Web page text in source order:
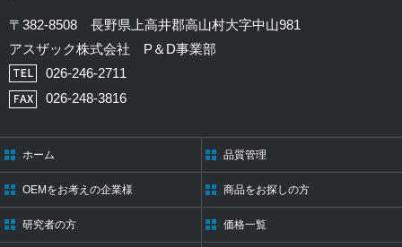
〒382-8508 長野県上高井郡高山村大字中山981
アスザック株式会社 P＆D事業部
026-246-2711
026-248-3816
ホーム 品質管理
OEMをお考えの企業様 商品をお探しの方
研究者の方 価格一覧